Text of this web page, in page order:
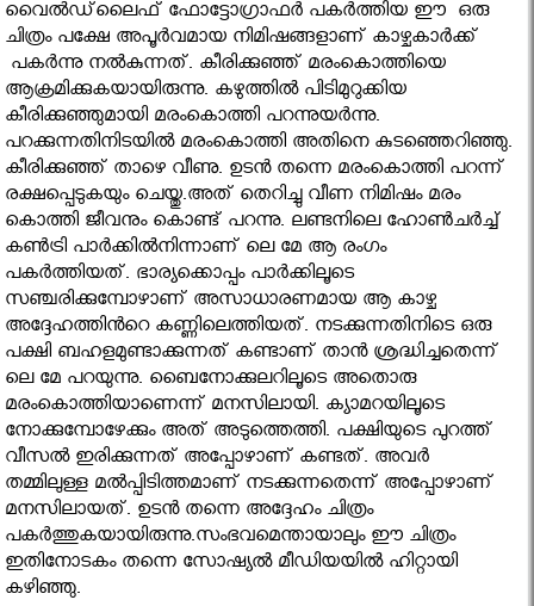
വൈല്‍ഡ്‌ലൈഫ്‌ ഫോട്ടോഗ്രാഫര്‍ പകര്‍ത്തിയ ഈ ഒരു
ചിത്രം പക്ഷേ അപൂര്‍വമായ നിമിഷങ്ങളാണ്‌ കാഴ്ചകാർക്ക്
പകര്‍ന്നു നല്‍കുന്നത്‌. കീരിക്കുഞ്ഞ് മരംകൊത്തിയെ
ആക്രമിക്കുകയായിരുന്നു. കഴുത്തില്‍ പിടിമുറുക്കിയ
കീരിക്കുഞ്ഞുമായി മരംകൊത്തി പറന്നുയര്‍ന്നു.
പറക്കുന്നതിനിടയില്‍ മരംകൊത്തി അതിനെ കുടഞ്ഞെറിഞ്ഞു.
കീരിക്കുഞ്ഞ് താഴെ വീണു. ഉടന്‍ തന്നെ മരംകൊത്തി പറന്ന്
രക്ഷപ്പെടുകയും ചെയ്തു.അത് തെറിച്ചു വീണ നിമിഷം മരം
കൊത്തി ജീവനും കൊണ്ട് പറന്നു. ലണ്ടനിലെ ഹോണ്‍ചര്‍ച്ച്
കണ്‍ട്രി പാര്‍ക്കില്‍നിന്നാണ് ലെ മേ ആ രംഗം
പകര്‍ത്തിയത്. ഭാര്യക്കൊപ്പം പാര്‍ക്കിലൂടെ
സഞ്ചരിക്കുമ്പോഴാണ് അസാധാരണമായ ആ കാഴ്ച
അദ്ദേഹത്തിന്‍റെ കണ്ണിലെത്തിയത്. നടക്കുന്നതിനിടെ ഒരു
പക്ഷി ബഹളമുണ്ടാക്കുന്നത് കണ്ടാണ് താന്‍ ശ്രദ്ധിച്ചതെന്ന്
ലെ മേ പറയുന്നു. ബൈനോക്കുലറിലൂടെ അതൊരു
മരംകൊത്തിയാണെന്ന് മനസിലായി. ക്യാമറയിലൂടെ
നോക്കുമ്പോഴേക്കും അത് അടുത്തെത്തി. പക്ഷിയുടെ പുറത്ത്
വീസല്‍ ഇരിക്കുന്നത് അപ്പോഴാണ് കണ്ടത്. അവര്‍
തമ്മിലുള്ള മല്‍പ്പിടിത്തമാണ് നടക്കുന്നതെന്ന് അപ്പോഴാണ്
മനസിലായത്. ഉടന്‍ തന്നെ അദ്ദേഹം ചിത്രം
പകര്‍ത്തുകയായിരുന്നു.സംഭവമെന്തായാലും ഈ ചിത്രം
ഇതിനോടകം തന്നെ സോഷ്യൽ മീഡിയയിൽ ഹിറ്റായി
കഴിഞ്ഞു.